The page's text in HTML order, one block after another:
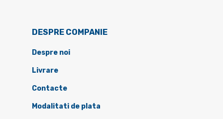
DESPRE COMPANIE
Despre noi
Livrare
Contacte
Modalitati de plata